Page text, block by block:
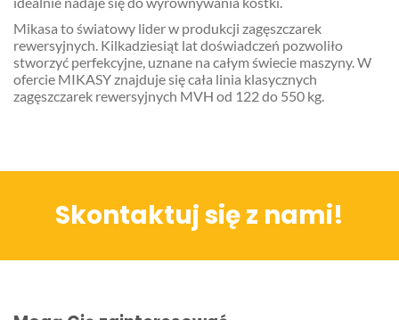
Mikasa to światowy lider w produkcji zagęszczarek
rewersyjnych. Kilkadziesiąt lat doświadczeń pozwoliło
stworzyć perfekcyjne, uznane na całym świecie maszyny. W
ofercie MIKASY znajduje się cała linia klasycznych
zagęszczarek rewersyjnych MVH od 122 do 550 kg.
Skontaktuj się z nami!